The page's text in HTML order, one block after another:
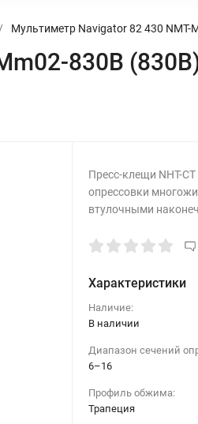
/ Мультиметр Navigator 82 430 NMT-
830B
Пресс-клещи NHT-
опрессовки
втулочными
Характеристики
Наличие:
В наличии
Диапазон сечений
6–16
Профиль обжима:
Трапеция